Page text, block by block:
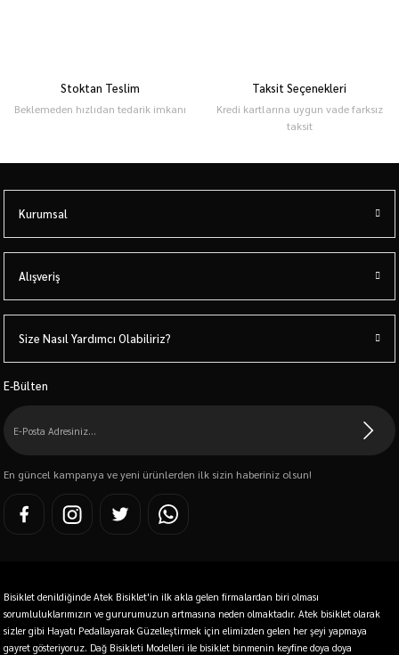
Stoktan Teslim
Beklemeden hızlıdan tedarik imkanı
Taksit Seçenekleri
Kredi kartlarına uygun vade farksız
taksit
Kurumsal
Alışveriş
Size Nasıl Yardımcı Olabiliriz?
E-Bülten
En güncel kampanya ve yeni ürünlerden ilk sizin haberiniz olsun!
Bisiklet denildiğinde Atek Bisiklet'in ilk akla gelen firmalardan biri olması
sorumluluklarımızın ve gururumuzun artmasına neden olmaktadır. Atek bisiklet olarak
sizler gibi Hayatı Pedallayarak Güzelleştirmek için elimizden gelen her şeyi yapmaya
gayret gösteriyoruz. Dağ Bisikleti Modelleri ile bisiklet binmenin keyfine doya doya